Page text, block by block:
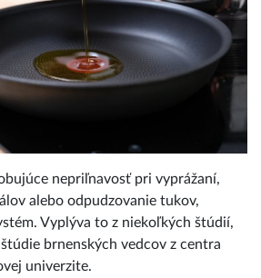
nepriľnavosť pri vyprážaní,
alebo odpudzovanie tukov,
Vyplýva to z niekoľkých štúdií,
brnenských vedcov z centra
univerzite.